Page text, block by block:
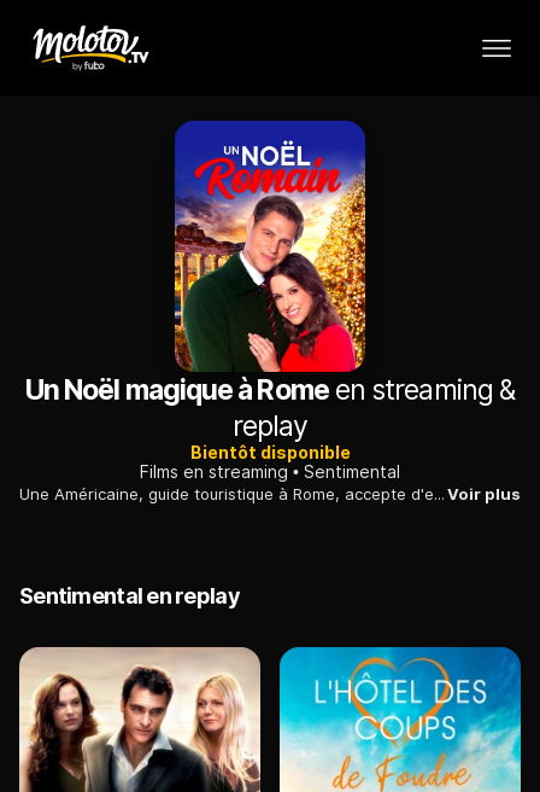
Un Noël magique à Romeen streaming &
replay
Bientôt disponible
Films en streaming
Sentimental
Une Américaine, guide touristique à Rome, accepte d'enseigner l'esprit de Noël à un riche homme d'affaires en plein choc culturel, dans cette ville qu'elle apprécie tant.Voir plus
Sentimental en replay